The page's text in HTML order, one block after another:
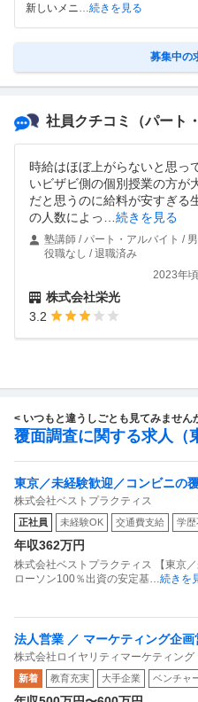
新しいメニ
…続きを見る
募集中の
社員クチコミ （パート
時給はほぼ上がらないと思っ
いビザビ側の個別授業の方が
だと思うのに給料が安すぎる
の人数によっ
続きを見る
塾講師 / パート・アルバイト /
役職なし / 退職済み
2023年
株式会社栄光
3.2
< いつもと違うしごとも見てみません
覆面調査に関する求人（
東京／未経験歓迎／コンビニの
定基盤／月５日在宅／残業月10時
株式会社ベストプラクティス
正社員 未経験OK 交通費支給 学歴
年収362万円
株式会社ベストプラクティス 【東京
ローソン100％出資の安定基 …続きを
法人営業 ／ マーケティング企
内最大級の共通ポイントサービ
目指すデータマーケティングカ
株式会社ロイヤリティマーケティング
新着 教育充実 大手企業 ベンチャ